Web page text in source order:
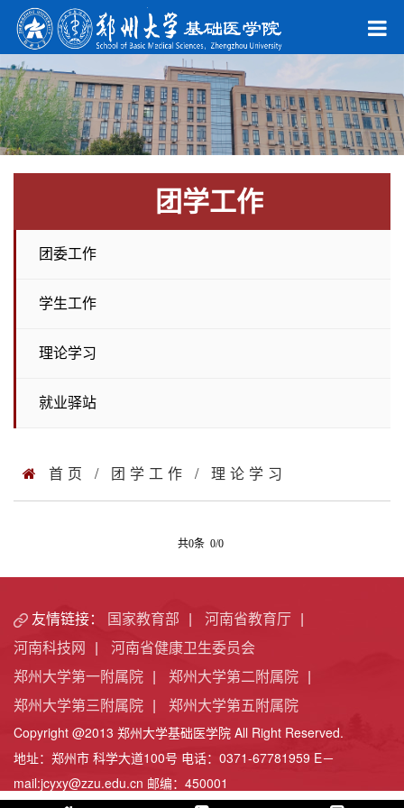
团学工作
团委工作
学生工作
理论学习
就业驿站
首页 / 团学工作 / 理论学习
共0条 0/0
友情链接： 国家教育部 | 河南省教育厅 |
河南科技网 |
河南省健康卫生委员会
郑州大学第一附属院 | 郑州大学第二附属院 |
郑州大学第三附属院 | 郑州大学第五附属院
Copyright @2013 郑州大学基础医学院 All Right Reserved.
地址：郑州市 科学大道100号 电话：0371-67781959 E－
mail:jcyxy@zzu.edu.cn 邮编：450001